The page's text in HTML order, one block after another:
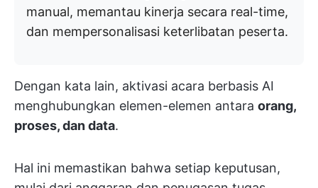
manual, memantau kinerja secara real-time,
dan mempersonalisasi keterlibatan peserta.
Dengan kata lain, aktivasi acara berbasis AI
menghubungkan elemen-elemen antara orang,
proses, dan data.
Hal ini memastikan bahwa setiap keputusan,